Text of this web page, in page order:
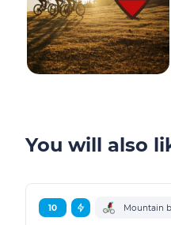
You will also
10 Mountain